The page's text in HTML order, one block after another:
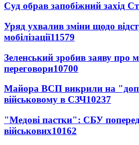
Суд обрав запобіжний захід
Уряд ухвалив зміни щодо
мобілізації11579
Зеленський зробив заяву про
переговори10700
Майора ВСП викрили на
військовому в СЗЧ10237
"Медові пастки": СБУ
військових10162